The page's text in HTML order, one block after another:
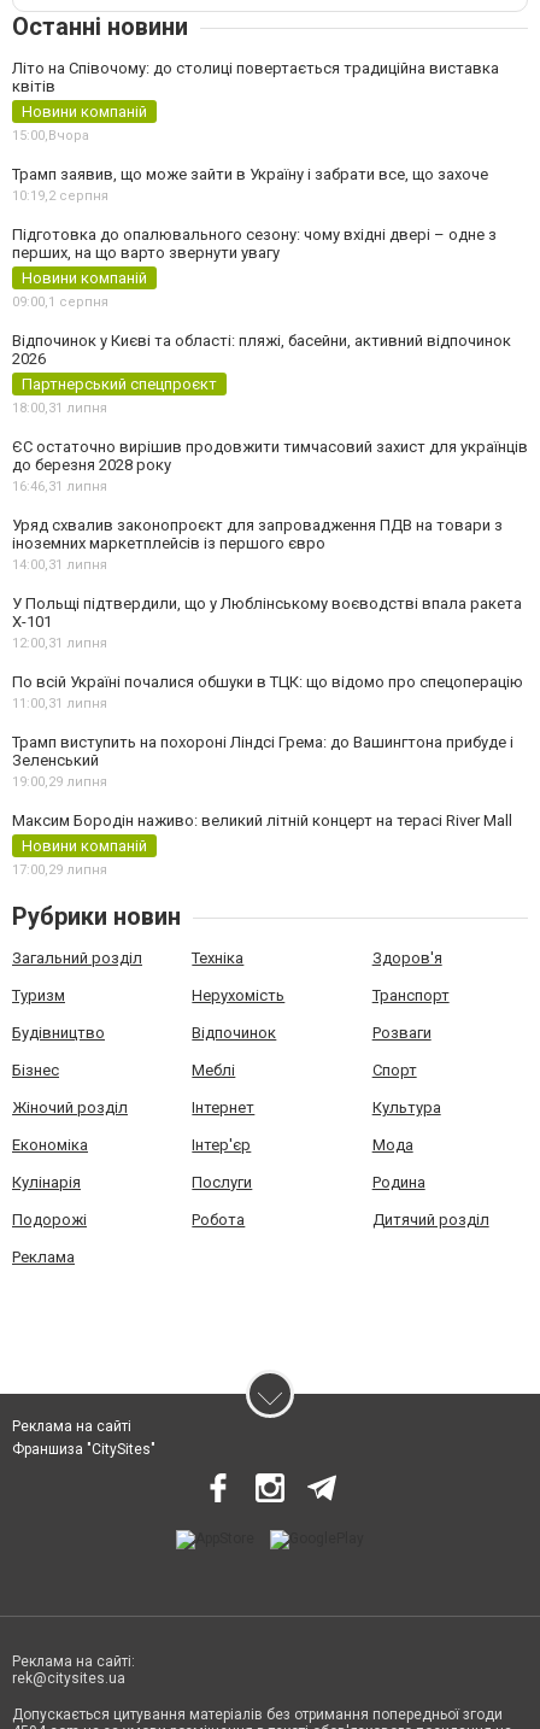
Останні новини
Літо на Співочому: до столиці повертається традиційна виставка
квітів
Новини компаній
15:00,Вчора
Трамп заявив, що може зайти в Україну і забрати все, що захоче
10:19,2 серпня
Підготовка до опалювального сезону: чому вхідні двері – одне з
перших, на що варто звернути увагу
Новини компаній
09:00,1 серпня
Відпочинок у Києві та області: пляжі, басейни, активний відпочинок
2026
Партнерський спецпроєкт
18:00,31 липня
ЄС остаточно вирішив продовжити тимчасовий захист для українців
до березня 2028 року
16:46,31 липня
Уряд схвалив законопроєкт для запровадження ПДВ на товари з
іноземних маркетплейсів із першого євро
14:00,31 липня
У Польщі підтвердили, що у Люблінському воєводстві впала ракета
Х-101
12:00,31 липня
По всій Україні почалися обшуки в ТЦК: що відомо про спецоперацію
11:00,31 липня
Трамп виступить на похороні Ліндсі Грема: до Вашингтона прибуде і
Зеленський
19:00,29 липня
Максим Бородін наживо: великий літній концерт на терасі River Mall
Новини компаній
17:00,29 липня
Рубрики новин
Загальний розділ Техніка Здоров'я
Туризм Нерухомість Транспорт
Будівництво Відпочинок Розваги
Бізнес Меблі Спорт
Жіночий розділ Інтернет Культура
Економіка Інтер'єр Мода
Кулінарія Послуги Родина
Подорожі Робота Дитячий розділ
Реклама
Реклама на сайті
Франшиза "CitySites"
Реклама на сайті:
rek@citysites.ua
Допускається цитування матеріалів без отримання попередньої згоди